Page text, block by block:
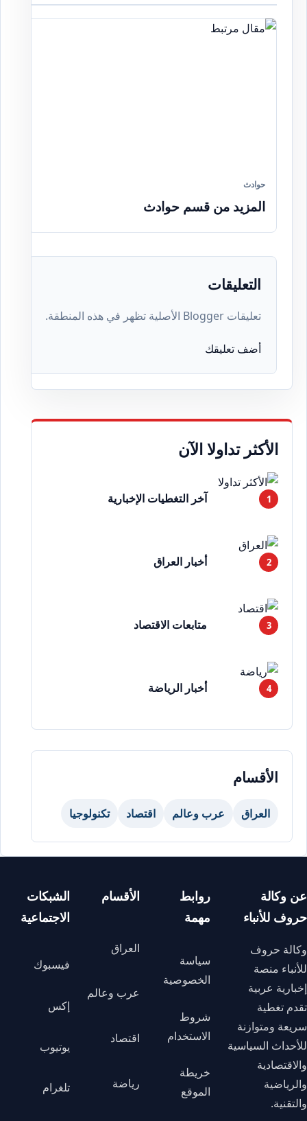
حوادث
المزيد من قسم حوادث
التعليقات
تعليقات Blogger الأصلية تظهر في هذه المنطقة.
أضف تعليقك
الأكثر تداولا الآن
آخر التغطيات الإخبارية
أخبار العراق
متابعات الاقتصاد
أخبار الرياضة
الأقسام
العراق عرب وعالم اقتصاد تكنولوجيا
عن وكالة
حروف للأنباء
وكالة حروف
للأنباء منصة
إخبارية عربية
تقدم تغطية
سريعة ومتوازنة
للأحداث السياسية
والاقتصادية
والرياضية
والتقنية.
روابط
مهمة
سياسة
الخصوصية
شروط
الاستخدام
خريطة
الموقع
الأقسام
العراق
عرب وعالم
اقتصاد
رياضة
الشبكات
الاجتماعية
فيسبوك
إكس
يوتيوب
تلغرام